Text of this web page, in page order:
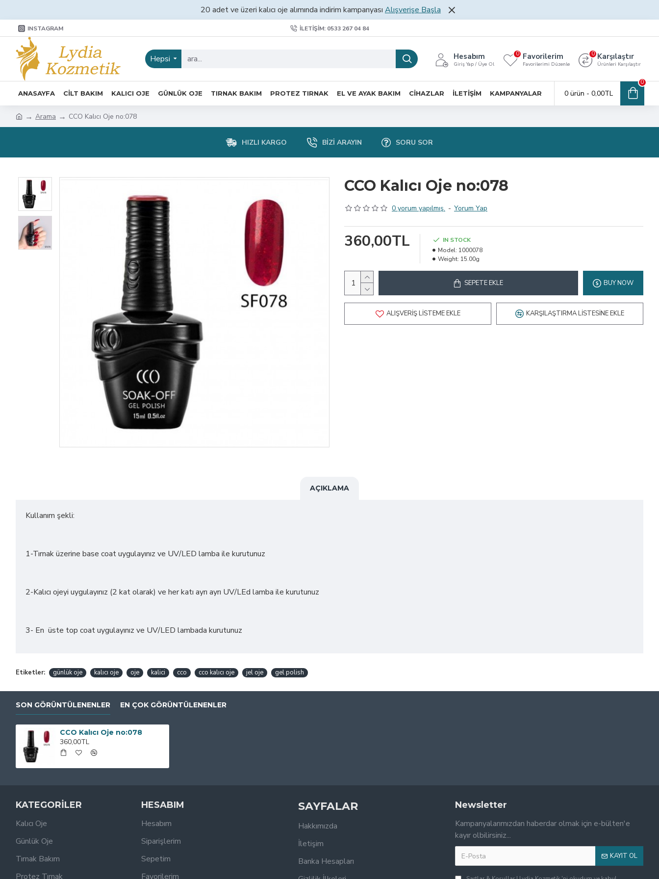
20 adet ve üzeri kalıcı oje alımında indirim kampanyası Alışverişe Başla
INSTAGRAM İLETIŞIM: 0533 267 04 84
Hepsi Hesabım
Giriş Yap / Üye Ol
Favorilerim
Favorilerimi Düzenle
0 Karşılaştır
Ürünleri Karşılaştır
0
ANASAYFA CİLT BAKIM KALICI OJE GÜNLÜK OJE TIRNAK BAKIM PROTEZ TIRNAK EL VE AYAK BAKIM CİHAZLAR İLETİŞİM KAMPANYALAR 0 ürün - 0,00TL
0
Arama CCO Kalıcı Oje no:078
HIZLI KARGO BIZI ARAYIN SORU SOR
CCO Kalıcı Oje no:078
0 yorum yapılmış. - Yorum Yap
360,00TL
IN STOCK
Model: 1000078
Weight: 15.00g
SEPETE EKLE BUY NOW
ALIŞVERIŞ LISTEME EKLE KARŞILAŞTIRMA LISTESINE EKLE
AÇIKLAMA
Kullanım şekli:
1-Tırnak üzerine base coat uygulayınız ve UV/LED lamba ile kurutunuz
2-Kalıcı ojeyi uygulayınız (2 kat olarak) ve her katı ayrı ayrı UV/LEd lamba ile kurutunuz
3- En üste top coat uygulayınız ve UV/LED lambada kurutunuz
Etiketler: günlük oje kalıcı oje oje kalici cco cco kalıcı oje jel oje gel polish
SON GÖRÜNTÜLENENLER EN ÇOK GÖRÜNTÜLENENLER
CCO Kalıcı Oje no:078
360,00TL
KATEGORİLER
Kalıcı Oje
Günlük Oje
Tırnak Bakım
Protez Tırnak
HESABIM
Hesabım
Siparişlerim
Sepetim
Favorilerim
SAYFALAR
Hakkımızda
İletişim
Banka Hesapları
Newsletter
Kampanyalarımızdan haberdar olmak için e-bülten'e
kayır olbilirsiniz...
KAYIT OL